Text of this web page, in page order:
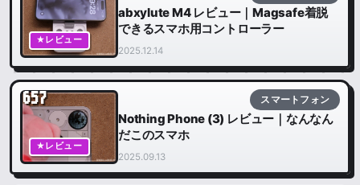
★レビュー
abxylute M4 レビュー｜Magsafe着脱
できるスマホ用コントローラー
2025.12.14
★レビュー
657 スマートフォン
Nothing Phone (3) レビュー｜なんなん
だこのスマホ
2025.09.13